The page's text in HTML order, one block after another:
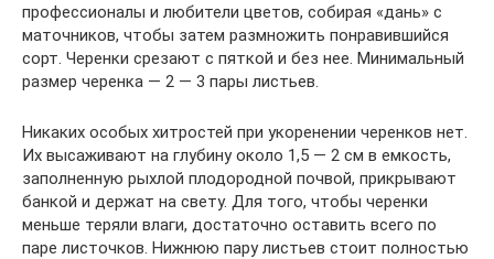
профессионалы и любители цветов, собирая «дань» с
маточников, чтобы затем размножить понравившийся
сорт. Черенки срезают с пяткой и без нее. Минимальный
размер черенка — 2 — 3 пары листьев.
Никаких особых хитростей при укоренении черенков нет.
Их высаживают на глубину около 1,5 — 2 см в емкость,
заполненную рыхлой плодородной почвой, прикрывают
банкой и держат на свету. Для того, чтобы черенки
меньше теряли влаги, достаточно оставить всего по
паре листочков. Нижнюю пару листьев стоит полностью